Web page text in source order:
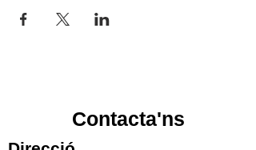
Contacta'ns